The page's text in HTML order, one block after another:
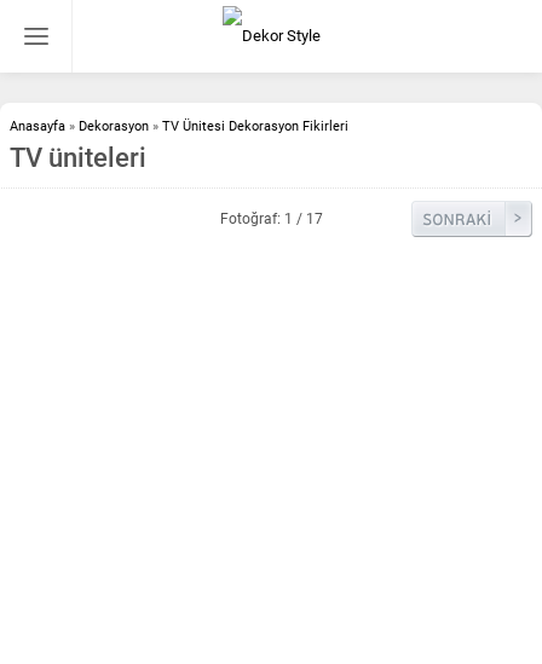
Anasayfa » Dekorasyon » TV Ünitesi Dekorasyon Fikirleri
TV üniteleri
Fotoğraf: 1 / 17